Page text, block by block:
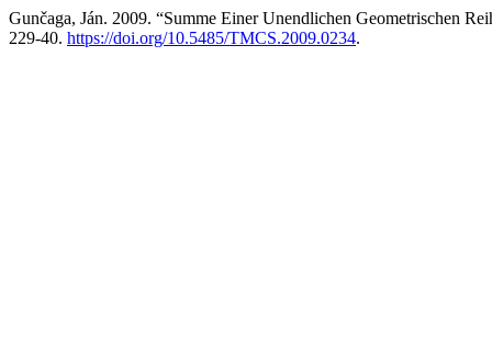
Gunčaga, Ján. 2009. “Summe Einer Unendlichen Geometrischen
229-40. https://doi.org/10.5485/TMCS.2009.0234.